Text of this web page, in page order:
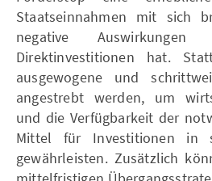
Staatseinnahmen mit sich
negative Auswirkungen
Direktinvestitionen hat.
ausgewogene und
angestrebt werden, um
und die Verfügbarkeit der
Mittel für Investitionen in
gewährleisten. Zusätzlich